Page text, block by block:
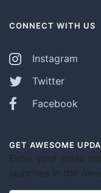
CONNECT WITH US
Instagram
Twitter
Facebook
GET AWESOME
Enter your email
launches in the